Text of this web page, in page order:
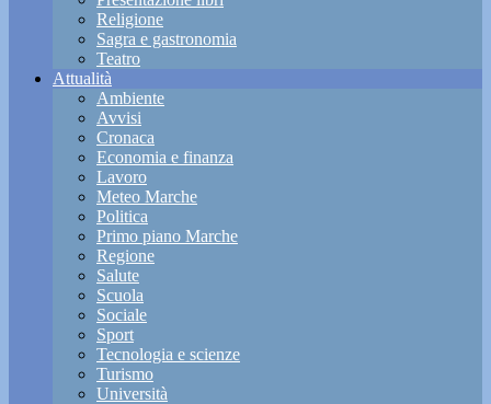
Religione
Sagra e gastronomia
Teatro
Attualità
Ambiente
Avvisi
Cronaca
Economia e finanza
Lavoro
Meteo Marche
Politica
Primo piano Marche
Regione
Salute
Scuola
Sociale
Sport
Tecnologia e scienze
Turismo
Università